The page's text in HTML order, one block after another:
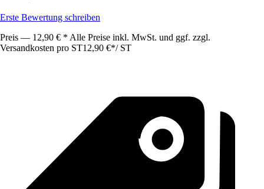
Erste Bewertung schreiben
Preis — 12,90 € * Alle Preise inkl. MwSt. und ggf. zzgl.
Versandkosten pro ST12,90 €*/ ST